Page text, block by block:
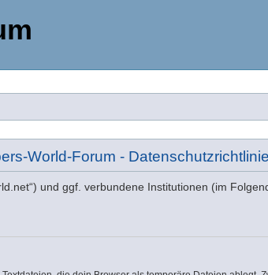
World-Forum - Datenschutzrichtlinie
und ggf. verbundene Institutionen (im